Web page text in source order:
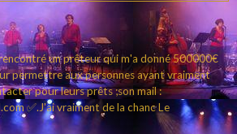
un prêteur qui m'a donné 500000€
permettre aux personnes ayant vraiment
pour leurs prêts ;son mail :
✅.J'ai vraiment de la chancLe